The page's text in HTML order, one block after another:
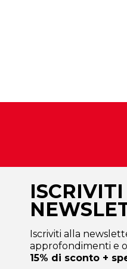
Iscriviti alla
approfondimenti e
15% di sconto +